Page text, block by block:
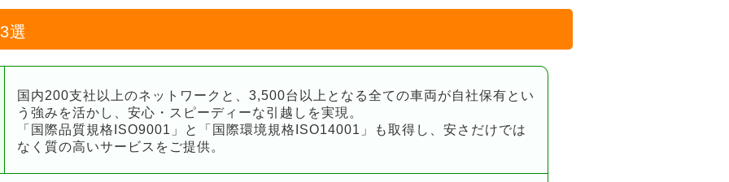
選
国内200支社以上のネットワークと、3,500台以上となる全ての車両が自社保有とい
う強みを活かし、安心・スピーディーな引越しを実現。
「国際品質規格ISO9001」と「国際環境規格ISO14001」も取得し、安さだけでは
なく質の高いサービスをご提供。